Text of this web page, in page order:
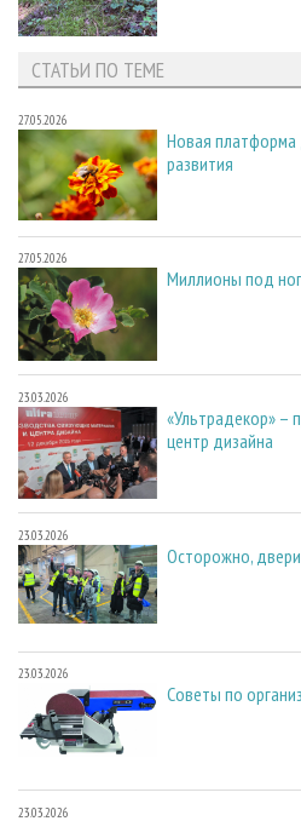
СТАТЬИ ПО ТЕМЕ
27.05.2026
Новая платформа
развития
27.05.2026
Миллионы под
23.03.2026
«Ультрадекор» –
центр дизайна
23.03.2026
Осторожно,
23.03.2026
Советы по
23.03.2026